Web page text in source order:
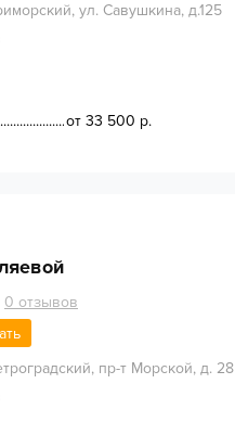
ул. Савушкина, д.125
от 33 500 р.
0 отзывов
пр-т Морской, д. 28